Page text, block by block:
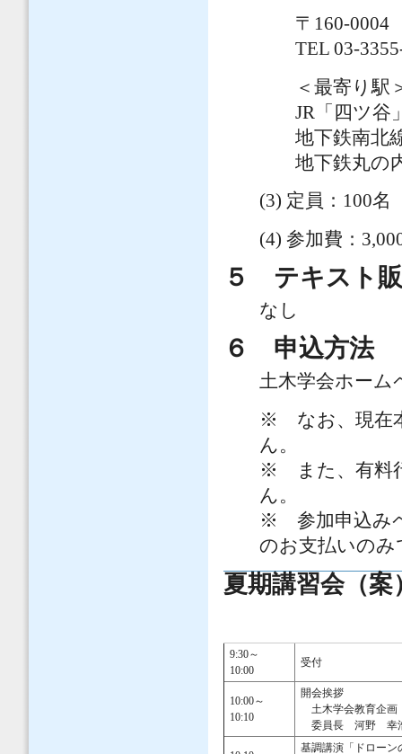
〒160-
TEL 03-
＜最寄り駅
JR「四ツ谷
地下鉄南北
地下鉄丸の
(3) 定員：100名
(4) 参加費：
５ テキスト
なし
６ 申込方法
土木学会ホー
※ なお、現在
ん。
※ また、有料
ん。
※ 参加申込み
のお支払いのみ
夏期講習会（案
9:30～
10:00
受付
10:00～
10:10
開会挨拶
土木学会教育企画
委員長 河野 幸浩
基調講演「ドローン